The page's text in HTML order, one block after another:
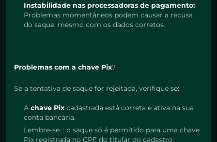
Instabilidade nas processadoras de pagamento:
Problemas momentâneos podem causar a recusa
do saque, mesmo com os dados corretos.
Problemas com a chave Pix?
Se a tentativa de saque for rejeitada, verifique se:
A chave Pix cadastrada está correta e ativa na sua
conta bancária.
Lembre-se: : o saque só é permitido para uma chave
Pix registrada no CPF do titular do cadastro.